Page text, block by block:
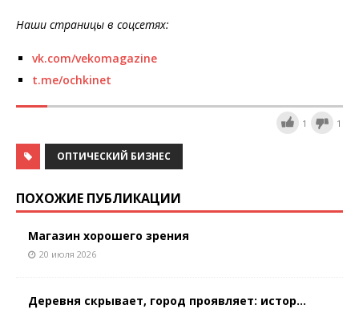
Наши страницы в соцсетях:
vk.com/vekomagazine
t.me/ochkinet
1 1
ОПТИЧЕСКИЙ БИЗНЕС
ПОХОЖИЕ ПУБЛИКАЦИИ
Магазин хорошего зрения
20 июля 2026
Деревня скрывает, город проявляет: истор...